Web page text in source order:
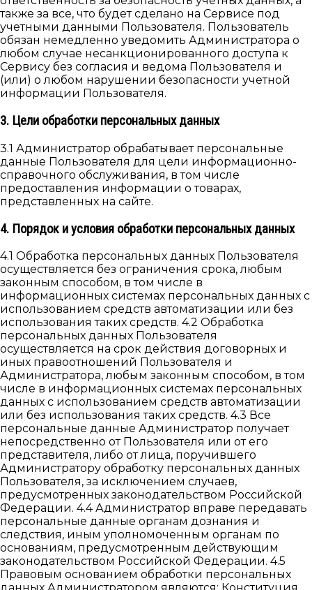
также за все, что будет сделано на Сервисе под
учетными данными Пользователя. Пользователь
обязан немедленно уведомить Администратора о
любом случае несанкционированного доступа к
Сервису без согласия и ведома Пользователя и
(или) о любом нарушении безопасности учетной
информации Пользователя.
3. Цели обработки персональных данных
3.1 Администратор обрабатывает персональные
данные Пользователя для цели информационно-
справочного обслуживания, в том числе
предоставления информации о товарах,
представленных на сайте.
4. Порядок и условия обработки персональных данных
4.1 Обработка персональных данных Пользователя
осуществляется без ограничения срока, любым
законным способом, в том числе в
информационных системах персональных данных с
использованием средств автоматизации или без
использования таких средств. 4.2 Обработка
персональных данных Пользователя
осуществляется на срок действия договорных и
иных правоотношений Пользователя и
Администратора, любым законным способом, в том
числе в информационных системах персональных
данных с использованием средств автоматизации
или без использования таких средств. 4.3 Все
персональные данные Администратор получает
непосредственно от Пользователя или от его
представителя, либо от лица, поручившего
Администратору обработку персональных данных
Пользователя, за исключением случаев,
предусмотренных законодательством Российской
Федерации. 4.4 Администратор вправе передавать
персональные данные органам дознания и
следствия, иным уполномоченным органам по
основаниям, предусмотренным действующим
законодательством Российской Федерации. 4.5
Правовым основанием обработки персональных